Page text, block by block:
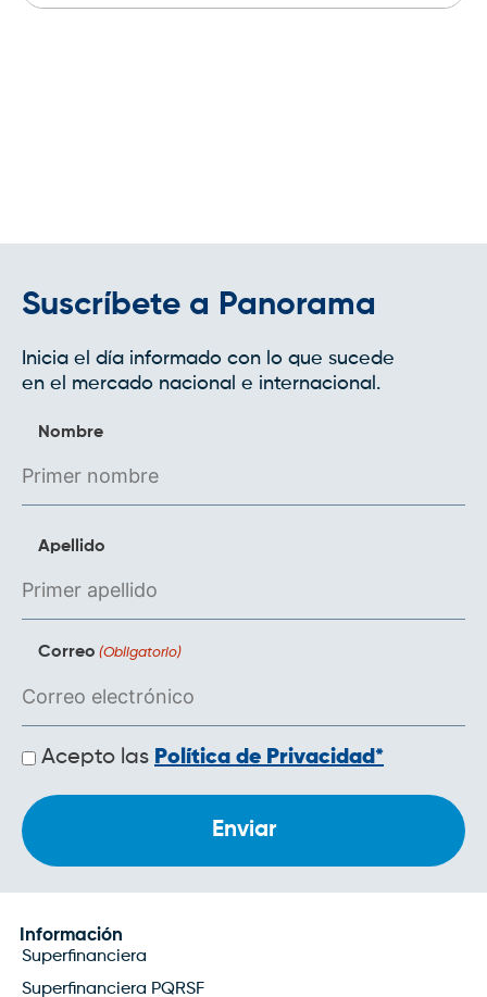
Suscríbete a Panorama
Inicia el día informado con lo que sucede
en el mercado nacional e internacional.
Nombre
Apellido
Correo (Obligatorio)
Políticas
de
Acepto las Política de Privacidad*
Información
Superfinanciera
Superfinanciera PQRSF